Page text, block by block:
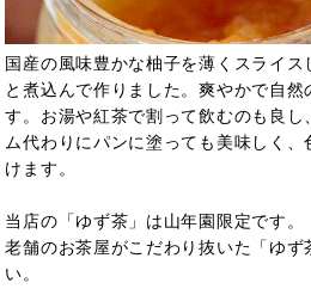
国産の風味豊かな柚子を薄くスライス
と煮込んで作りました。爽やかで自
す。お湯や紅茶で割って飲むのも良し
ム代わりにパンに塗っても美味しく
けます。
当店の「ゆず茶」は山年園限定です。
老舗のお茶屋がこだわり抜いた「ゆず
い。